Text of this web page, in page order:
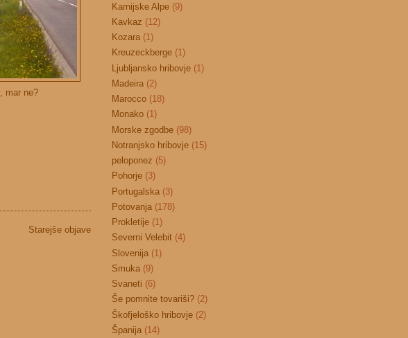
mar ne?
Starejše objave
Karnijske Alpe (9)
Kavkaz (12)
Kozara (1)
Kreuzeckberge (1)
Ljubljansko hribovje (1)
Madeira (2)
Marocco (18)
Monako (1)
Morske zgodbe (98)
Notranjsko hribovje (15)
peloponez (5)
Pohorje (3)
Portugalska (3)
Potovanja (178)
Prokletije (1)
Severni Velebit (4)
Slovenija (1)
Smuka (9)
Svaneti (6)
Še pomnite tovariši? (2)
Škofjeloško hribovje (2)
Španija (14)